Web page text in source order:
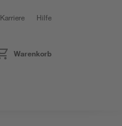
Karriere Hilfe
Warenkorb